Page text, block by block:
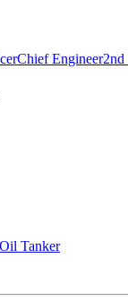
Chief Engineer2nd
Tanker